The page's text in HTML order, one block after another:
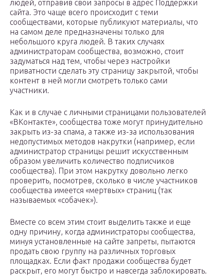
людей, отправив свои запросы в адрес Поддержки
сайта. Это чаще всего происходит с теми
сообществами, которые публикуют материалы, что
на самом деле предназначены только для
небольшого круга людей. В таких случаях
администраторам сообщества, возможно, стоит
задуматься над тем, чтобы через настройки
приватности сделать эту страницу закрытой, чтобы
контент в ней могли смотреть только сами
участники.
Как и в случае с личными страницами пользователей
«ВКонтакте», сообщества тоже могут принудительно
закрыть из-за спама, а также из-за использования
недопустимых методов накрутки (например, если
администратор страницы решит искусственным
образом увеличить количество подписчиков
сообщества). При этом накрутку довольно легко
проверить, посмотрев, сколько в числе участников
сообщества имеется «мертвых» страниц (так
называемых «собачек»).
Вместе со всем этим стоит выделить также и еще
одну причину, когда администраторы сообщества,
минуя установленные на сайте запреты, пытаются
продать свою группу на различных торговых
площадках. Если факт продажи сообщества будет
раскрыт, его могут быстро и навсегда заблокировать.